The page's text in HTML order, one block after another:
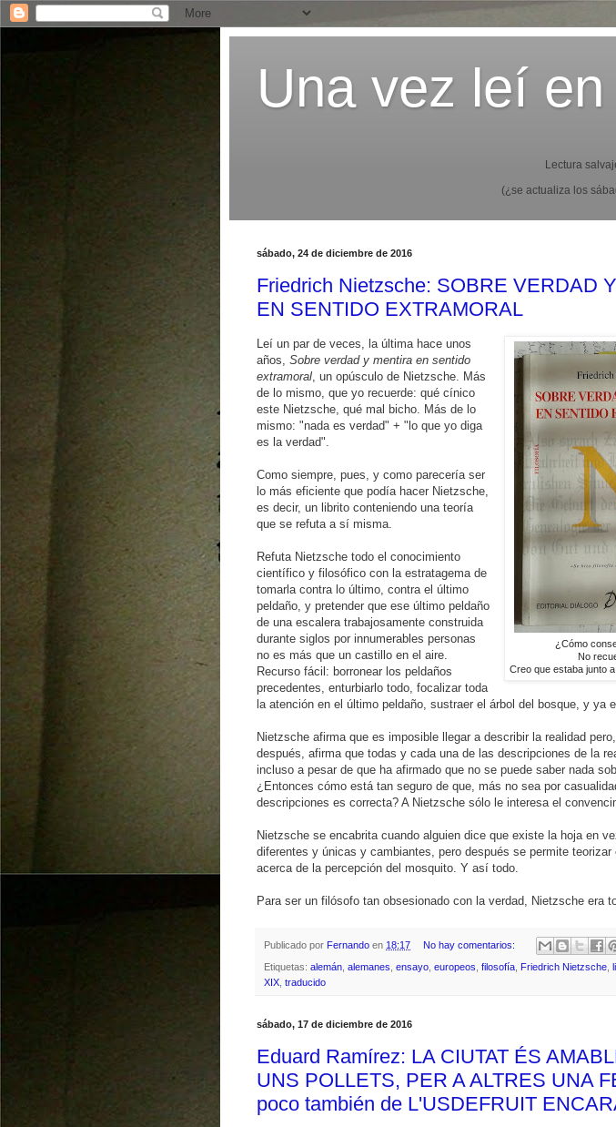
Una vez leí
Lectura
(¿se actualiza los
sábado, 24 de diciembre de 2016
Friedrich Nietzsche: SOBRE VERDAD
EN SENTIDO EXTRAMORAL
¿Cómo
No
Creo que estaba junto
Leí un par de veces, la última hace unos
años, Sobre verdad y mentira en sentido
extramoral , un opúsculo de Nietzsche. Más
de lo mismo, que yo recuerde: qué cínico
este Nietzsche, qué mal bicho. Más de lo
mismo: "nada es verdad" + "lo que yo diga
es la verdad".
Como siempre, pues, y como parecería ser
lo más eficiente que podía hacer Nietzsche,
es decir, un librito conteniendo una teoría
que se refuta a sí misma.
Refuta Nietzsche todo el conocimiento
científico y filosófico con la estratagema de
tomarla contra lo último, contra el último
peldaño, y pretender que ese último peldaño
de una escalera trabajosamente construida
durante siglos por innumerables personas
no es más que un castillo en el aire.
Recurso fácil: borronear los peldaños
precedentes, enturbiarlo todo, focalizar toda
la atención en el último peldaño, sustraer el árbol del bosque, y ya
Nietzsche afirma que es imposible llegar a describir la realidad
después, afirma que todas y cada una de las descripciones de la
incluso a pesar de que ha afirmado que no se puede saber nada
¿Entonces cómo está tan seguro de que, más no sea por
descripciones es correcta? A Nietzsche sólo le interesa el
Nietzsche se encabrita cuando alguien dice que existe la hoja en
diferentes y únicas y cambiantes, pero después se permite teorizar
acerca de la percepción del mosquito. Y así todo.
Para ser un filósofo tan obsesionado con la verdad, Nietzsche era
Publicado por Fernando en 18:17 No hay comentarios:
Etiquetas: alemán alemanes ensayo europeos filosofía Friedrich Nietzsche
XIX traducido
sábado, 17 de diciembre de 2016
Eduard Ramírez: LA CIUTAT ÉS
UNS POLLETS, PER A ALTRES UNA
poco también de L'USDEFRUIT